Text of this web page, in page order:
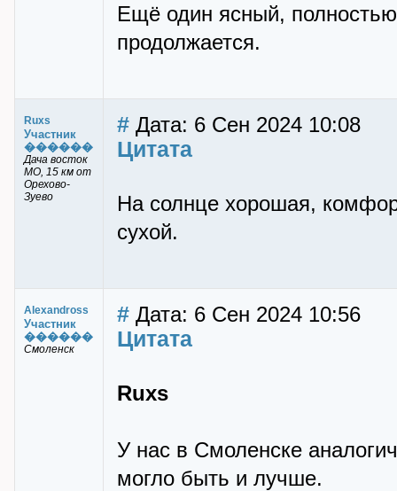
Ещё один ясный,
продолжается.
Ruxs
Участник
������
Дача восток
МО, 15 км от
Орехово-
Зуево
# Дата: 6 Сен 2024 10:08
Цитата
На солнце хорошая,
сухой.
Alexandross
Участник
������
Смоленск
# Дата: 6 Сен 2024 10:56
Цитата
Ruxs
У нас в Смоленске
могло быть и лучше.